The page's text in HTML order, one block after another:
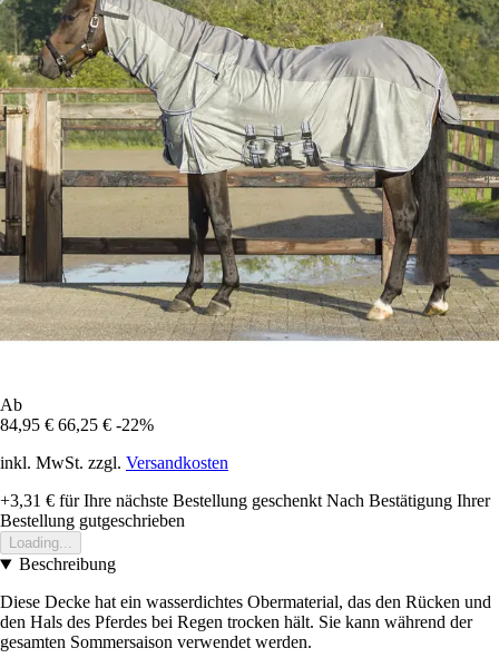
Ab
84,95 € 66,25 € -22%
inkl. MwSt. zzgl. Versandkosten
+3,31 € für Ihre nächste Bestellung geschenkt Nach Bestätigung Ihrer
Bestellung gutgeschrieben
Loading...
Beschreibung
Diese Decke hat ein wasserdichtes Obermaterial, das den Rücken und
den Hals des Pferdes bei Regen trocken hält. Sie kann während der
gesamten Sommersaison verwendet werden.